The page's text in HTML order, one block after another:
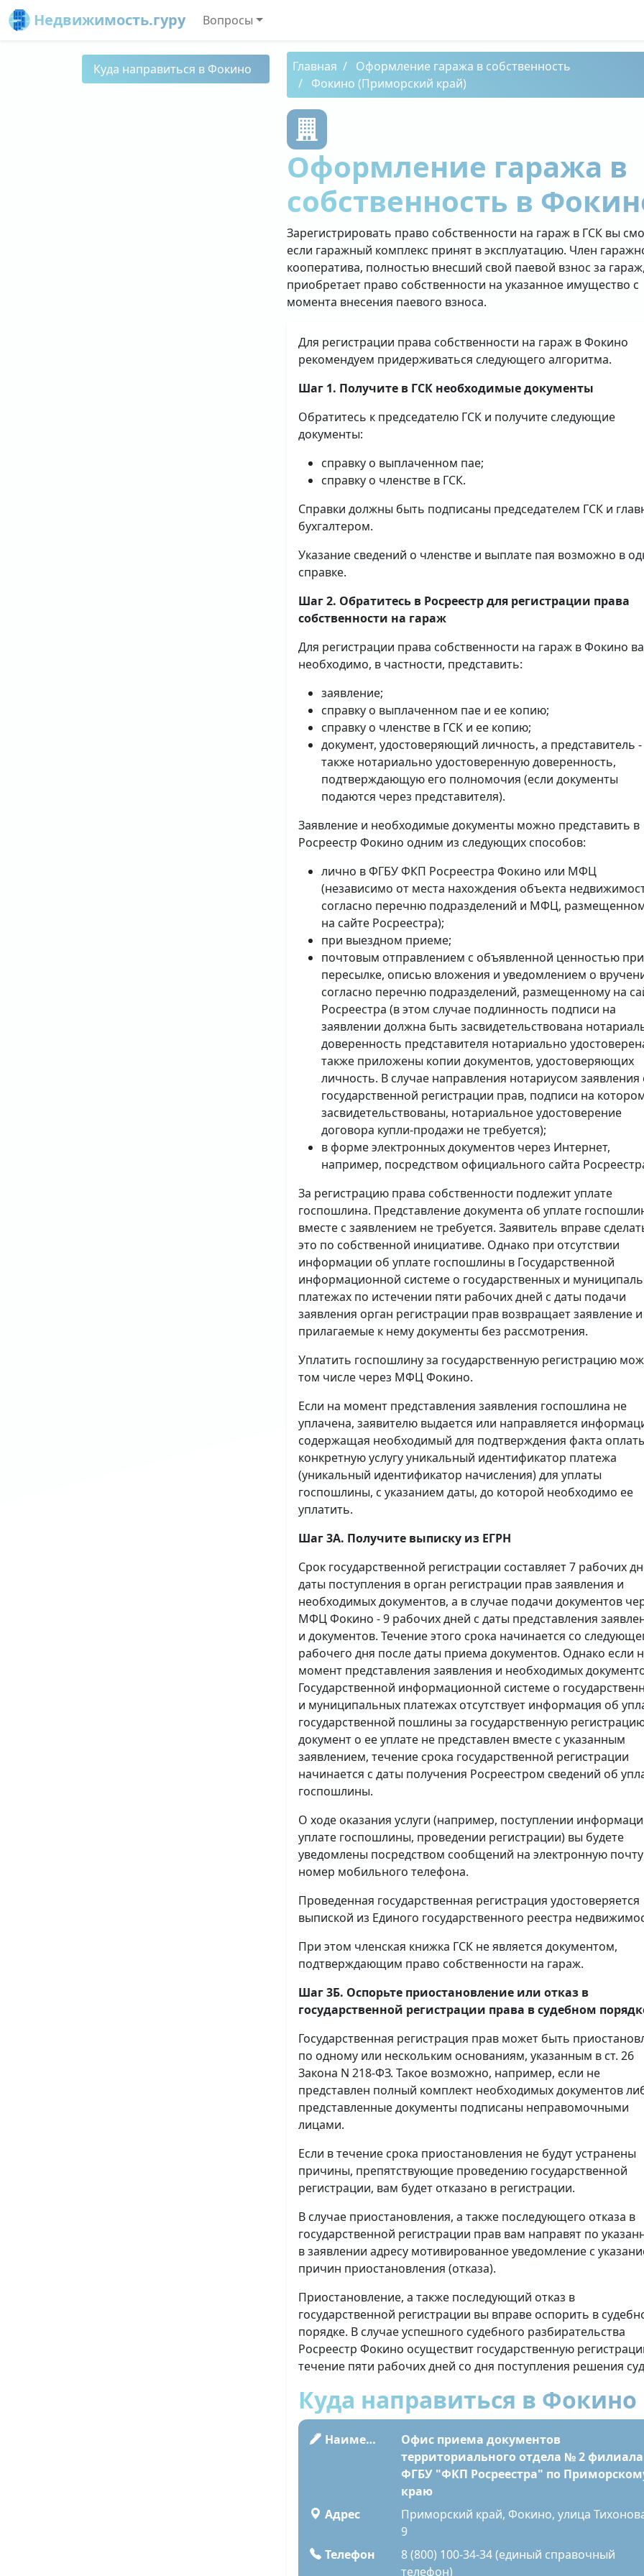
Недвижимость.гуру Вопросы
Куда направиться в Фокино Главная
Оформление гаража в собственность
Фокино (Приморский край)
Оформление гаража в
собственность в
Зарегистрировать право собственности на гараж в ГСК вы
если гаражный комплекс принят в эксплуатацию. Член
кооператива, полностью внесший свой паевой взнос за гараж,
приобретает право собственности на указанное имущество с
момента внесения паевого взноса.
Для регистрации права собственности на гараж в Фокино
рекомендуем придерживаться следующего алгоритма.
Шаг 1. Получите в ГСК необходимые документы
Обратитесь к председателю ГСК и получите следующие
документы:
справку о выплаченном пае;
справку о членстве в ГСК.
Справки должны быть подписаны председателем ГСК и
бухгалтером.
Указание сведений о членстве и выплате пая возможно в
справке.
Шаг 2. Обратитесь в Росреестр для регистрации права
собственности на гараж
Для регистрации права собственности на гараж в Фокино
необходимо, в частности, представить:
заявление;
справку о выплаченном пае и ее копию;
справку о членстве в ГСК и ее копию;
документ, удостоверяющий личность, а представитель -
также нотариально удостоверенную доверенность,
подтверждающую его полномочия (если документы
подаются через представителя).
Заявление и необходимые документы можно представить в
Росреестр Фокино одним из следующих способов:
лично в ФГБУ ФКП Росреестра Фокино или МФЦ
(независимо от места нахождения объекта
согласно перечню подразделений и МФЦ,
на сайте Росреестра);
при выездном приеме;
почтовым отправлением с объявленной ценностью при
пересылке, описью вложения и уведомлением о
согласно перечню подразделений, размещенному на
Росреестра (в этом случае подлинность подписи на
заявлении должна быть засвидетельствована
доверенность представителя нотариально
также приложены копии документов, удостоверяющих
личность. В случае направления нотариусом заявления
государственной регистрации прав, подписи на
засвидетельствованы, нотариальное удостоверение
договора купли-продажи не требуется);
в форме электронных документов через Интернет,
например, посредством официального сайта
За регистрацию права собственности подлежит уплате
госпошлина. Представление документа об уплате
вместе с заявлением не требуется. Заявитель вправе
это по собственной инициативе. Однако при отсутствии
информации об уплате госпошлины в Государственной
информационной системе о государственных и
платежах по истечении пяти рабочих дней с даты подачи
заявления орган регистрации прав возвращает заявление и
прилагаемые к нему документы без рассмотрения.
Уплатить госпошлину за государственную регистрацию
том числе через МФЦ Фокино.
Если на момент представления заявления госпошлина не
уплачена, заявителю выдается или направляется
содержащая необходимый для подтверждения факта
конкретную услугу уникальный идентификатор платежа
(уникальный идентификатор начисления) для уплаты
госпошлины, с указанием даты, до которой необходимо ее
уплатить.
Шаг 3А. Получите выписку из ЕГРН
Срок государственной регистрации составляет 7 рабочих
даты поступления в орган регистрации прав заявления и
необходимых документов, а в случае подачи документов
МФЦ Фокино - 9 рабочих дней с даты представления
и документов. Течение этого срока начинается со
рабочего дня после даты приема документов. Однако если
момент представления заявления и необходимых
Государственной информационной системе о
и муниципальных платежах отсутствует информация об
государственной пошлины за государственную
документ о ее уплате не представлен вместе с указанным
заявлением, течение срока государственной регистрации
начинается с даты получения Росреестром сведений об
госпошлины.
О ходе оказания услуги (например, поступлении
уплате госпошлины, проведении регистрации) вы будете
уведомлены посредством сообщений на электронную
номер мобильного телефона.
Проведенная государственная регистрация удостоверяется
выпиской из Единого государственного реестра
При этом членская книжка ГСК не является документом,
подтверждающим право собственности на гараж.
Шаг 3Б. Оспорьте приостановление или отказ в
государственной регистрации права в судебном
Государственная регистрация прав может быть
по одному или нескольким основаниям, указанным в ст. 26
Закона N 218-ФЗ. Такое возможно, например, если не
представлен полный комплект необходимых документов
представленные документы подписаны неправомочными
лицами.
Если в течение срока приостановления не будут устранены
причины, препятствующие проведению государственной
регистрации, вам будет отказано в регистрации.
В случае приостановления, а также последующего отказа в
государственной регистрации прав вам направят по
в заявлении адресу мотивированное уведомление с
причин приостановления (отказа).
Приостановление, а также последующий отказ в
государственной регистрации вы вправе оспорить в
порядке. В случае успешного судебного разбирательства
Росреестр Фокино осуществит государственную
течение пяти рабочих дней со дня поступления решения
Куда направиться в Фокино
Наименование
Офис приема документов
территориального отдела № 2 филиала
ФГБУ "ФКП Росреестра" по
краю
Адрес
Приморский край, Фокино, улица
9
Телефон
8 (800) 100-34-34 (единый справочный
телефон)